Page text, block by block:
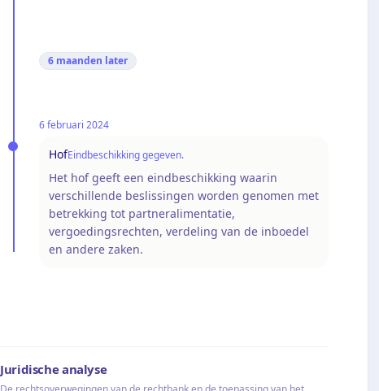
6 maanden later
6 februari 2024
HofEindbeschikking gegeven.
Het hof geeft een eindbeschikking waarin
verschillende beslissingen worden genomen met
betrekking tot partneralimentatie,
vergoedingsrechten, verdeling van de inboedel
en andere zaken.
Juridische analyse